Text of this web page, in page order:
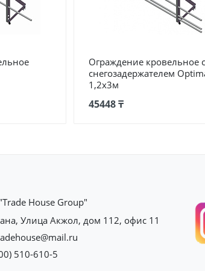
Ограждение кровельное
снегозадержателем
1,2х3м
45448 ₸
House Group"
Улица Акжол, дом 112, офис 11
510-610-5